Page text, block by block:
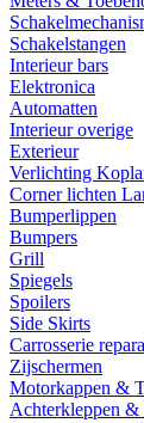
Schakelstangen
Interieur bars
Elektronica
Automatten
Interieur overige
Exterieur
Verlichting
Corner lichten
Bumperlippen
Bumpers
Grill
Spiegels
Spoilers
Side Skirts
Carrosserie
Zijschermen
Motorkappen &
Achterkleppen &